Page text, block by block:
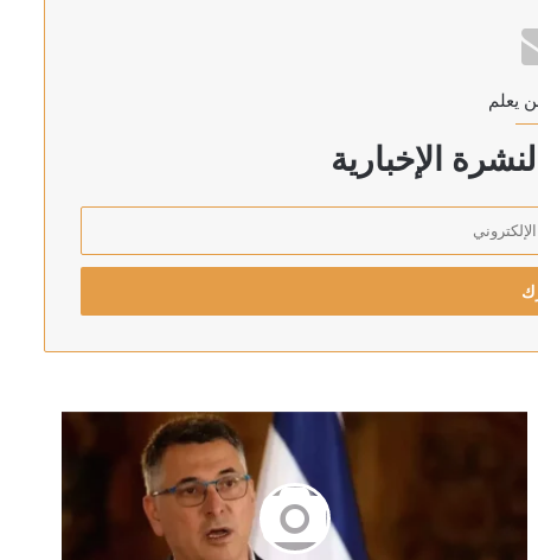
وتطالب بوقف الهجمات الجوية فوراً
ونجوم الفن
يعلم
الإخبارية